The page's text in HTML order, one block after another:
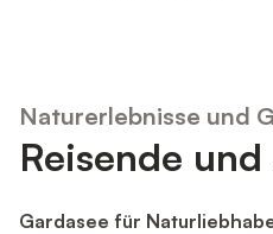
Naturerlebnisse und
Reisende
Gardasee für